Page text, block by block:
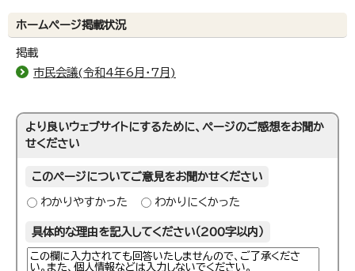
ホームページ掲載状況
掲載
市民会議(令和4年6月・7月)
より良いウェブサイトにするために、ページのご感想をお聞か
せください
このページについてご意見をお聞かせください
わかりやすかった わかりにくかった
具体的な理由を記入してください（200字以内）